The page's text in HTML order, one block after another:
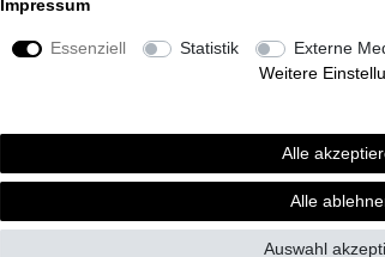
Impressum
Essenziell Statistik Externe
Weitere
Alle
Alle
Auswahl